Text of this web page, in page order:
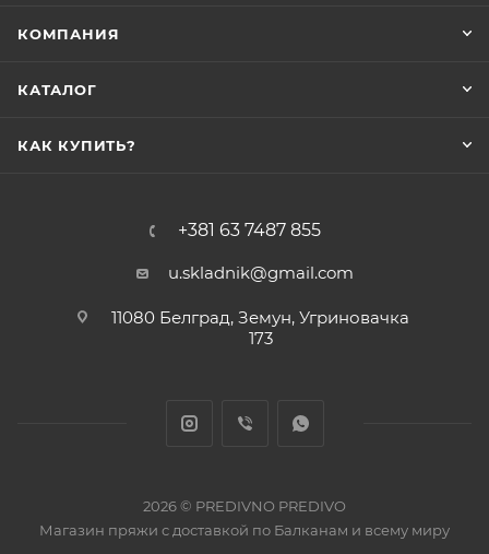
КОМПАНИЯ
КАТАЛОГ
КАК КУПИТЬ?
+381 63 7487 855
u.skladnik@gmail.com
11080 Белград, Земун, Угриновачка
173
2026 © PREDIVNO PREDIVO
Магазин пряжи с доставкой по Балканам и всему миру